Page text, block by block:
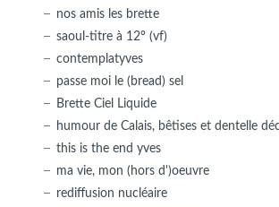
nos amis les brette
saoul-titre à 12° (vf)
contemplatyves
passe moi le (bread) sel
Brette Ciel Liquide
humour de Calais, bêtises et dentelle
this is the end yves
ma vie, mon (hors d')oeuvre
rediffusion nucléaire